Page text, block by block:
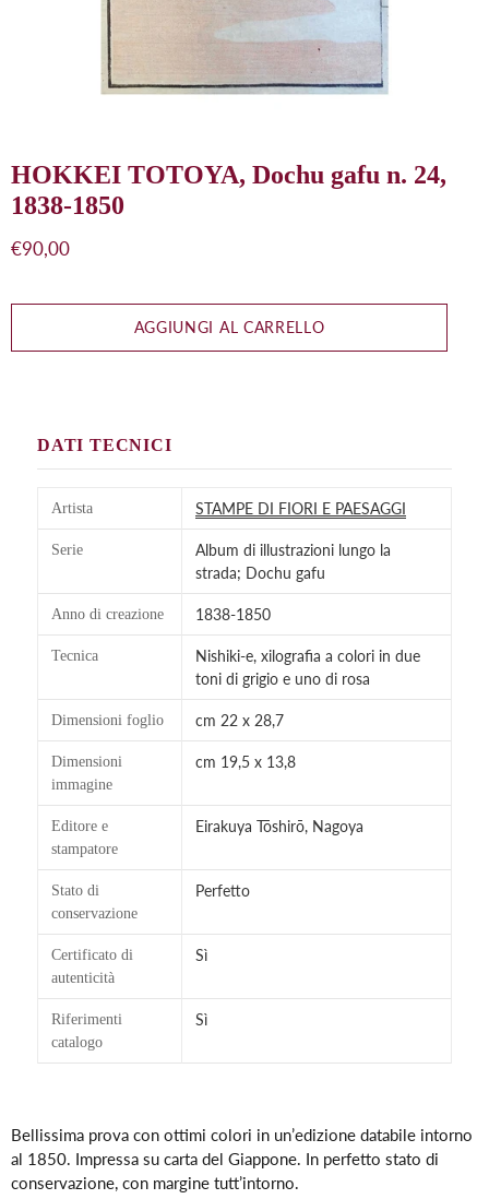
HOKKEI TOTOYA, Dochu gafu n. 24,
1838-1850
Prezzo
listino
€90,00
AGGIUNGI AL CARRELLO
DATI TECNICI
Artista STAMPE DI FIORI E PAESAGGI
Serie
Album di illustrazioni lungo la
strada; Dochu gafu
Anno di creazione 1838-1850
Tecnica
Nishiki-e, xilografia a colori in due
toni di grigio e uno di rosa
Dimensioni foglio cm 22 x 28,7
Dimensioni
immagine
cm 19,5 x 13,8
Editore e
stampatore
Eirakuya Tōshirō, Nagoya
Stato di
conservazione
Perfetto
Certificato di
autenticità
Sì
Riferimenti
catalogo
Sì
prodotto
nel
carrello
Bellissima prova con ottimi colori in un’edizione databile intorno
al 1850. Impressa su carta del Giappone. In perfetto stato di
conservazione, con margine tutt’intorno.